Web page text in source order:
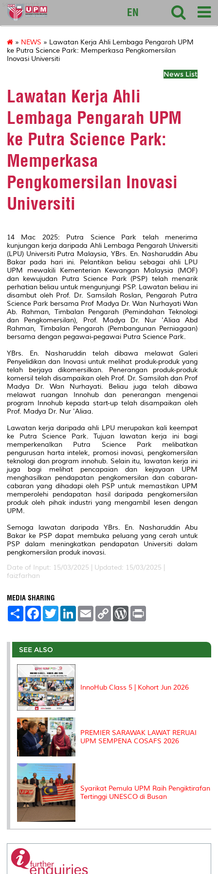
sciencepark
EN
» NEWS » Lawatan Kerja Ahli Lembaga Pengarah UPM
ke Putra Science Park: Memperkasa Pengkomersilan
Inovasi Universiti
News List
Lawatan Kerja Ahli
Lembaga Pengarah UPM
ke Putra Science Park:
Memperkasa
Pengkomersilan Inovasi
Universiti
14 Mac 2025: Putra Science Park telah menerima
kunjungan kerja daripada Ahli Lembaga Pengarah Universiti
(LPU) Universiti Putra Malaysia, YBrs. En. Nasharuddin Abu
Bakar pada hari ini. Pelantikan beliau sebagai ahli LPU
UPM mewakili Kementerian Kewangan Malaysia (MOF)
dan kewujudan Putra Science Park (PSP) telah menarik
perhatian beliau untuk mengunjungi PSP. Lawatan beliau ini
disambut oleh Prof. Dr. Samsilah Roslan, Pengarah Putra
Science Park bersama Prof Madya Dr. Wan Nurhayati Wan
Ab. Rahman, Timbalan Pengarah (Pemindahan Teknologi
dan Pengkomersilan), Prof. Madya Dr. Nur 'Aliaa Abd
Rahman, Timbalan Pengarah (Pembangunan Perniagaan)
bersama dengan pegawai-pegawai Putra Science Park.
YBrs. En. Nasharuddin telah dibawa melawat Galeri
Penyelidikan dan Inovasi untuk melihat produk-produk yang
telah berjaya dikomersilkan. Penerangan produk-produk
komersil telah disampaikan oleh Prof. Dr. Samsilah dan Prof
Madya Dr. Wan Nurhayati. Beliau juga telah dibawa
melawat ruangan Innohub dan penerangan mengenai
program Innohub kepada start-up telah disampaikan oleh
Prof. Madya Dr. Nur 'Aliaa.
Lawatan kerja daripada ahli LPU merupakan kali keempat
ke Putra Science Park. Tujuan lawatan kerja ini bagi
memperkenalkan Putra Science Park melibatkan
pengurusan harta intelek, promosi inovasi, pengkomersilan
teknologi dan program innohub. Selain itu, lawatan kerja ini
juga bagi melihat pencapaian dan kejayaan UPM
menghasilkan pendapatan pengkomersilan dan cabaran-
cabaran yang dihadapi oleh PSP untuk memastikan UPM
memperolehi pendapatan hasil daripada pengkomersilan
produk oleh pihak industri yang mengambil lesen dengan
UPM.
Semoga lawatan daripada YBrs. En. Nasharuddin Abu
Bakar ke PSP dapat membuka peluang yang cerah untuk
PSP dalam meningkatkan pendapatan Universiti dalam
pengkomersilan produk inovasi.
Date of Input: 15/03/2025 | Updated: 15/03/2025 |
faizfarhan
MEDIA SHARING
S
e
F
a
b
o
o
k
T
w
t
r
L
e
I
E
m
l
C
L
n
W
P
e
t
SEE ALSO
InnoHub Class 5 | Kohort Jun 2026
PREMIER SARAWAK LAWAT RERUAI
UPM SEMPENA COSAFS 2026
Syarikat Pemula UPM Raih Pengiktirafan
Tertinggi UNESCO di Busan